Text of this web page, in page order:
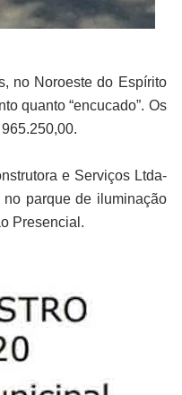
no Noroeste do Espírito
quanto “encucado”. Os
e Serviços Ltda-
parque de iluminação
Presencial.